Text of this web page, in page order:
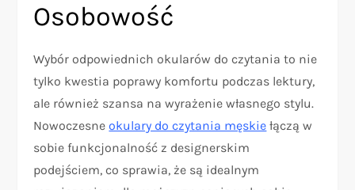
Osobowość
Wybór odpowiednich okularów do czytania to nie
tylko kwestia poprawy komfortu podczas lektury,
ale również szansa na wyrażenie własnego stylu.
Nowoczesneokulary do czytania męskie łączą w
sobie funkcjonalność z designerskim
podejściem, co sprawia, że są idealnym